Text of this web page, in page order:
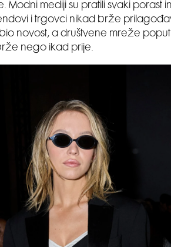
Modni mediji su pratili svaki
i trgovci nikad brže
novost, a društvene mreže poput
nego ikad prije.